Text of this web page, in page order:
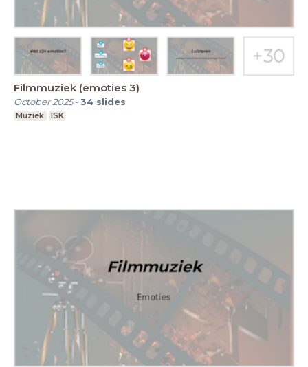
Filmmuziek (emoties 3)
October 2025-34 slides
Muziek ISK